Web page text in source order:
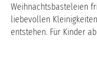
Weihnachtsbasteleien
liebevollen
entstehen. Für Kinder